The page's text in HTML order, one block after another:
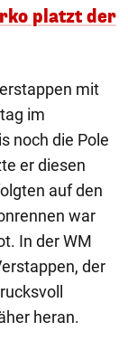
platzt der
mit
im
noch die Pole
er diesen
auf den
war
In der WM
der
heran.